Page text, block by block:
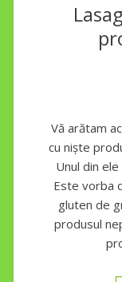
Vă arătam
cu niște
Unul din
Este vorba
gluten de
produsul